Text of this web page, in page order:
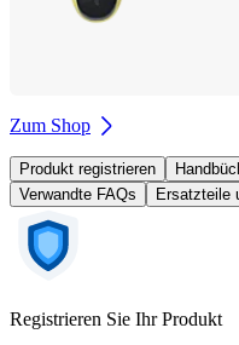
Zum Shop
Produkt registrieren
Verwandte FAQs
Ersatzteile
Registrieren Sie Ihr Produkt